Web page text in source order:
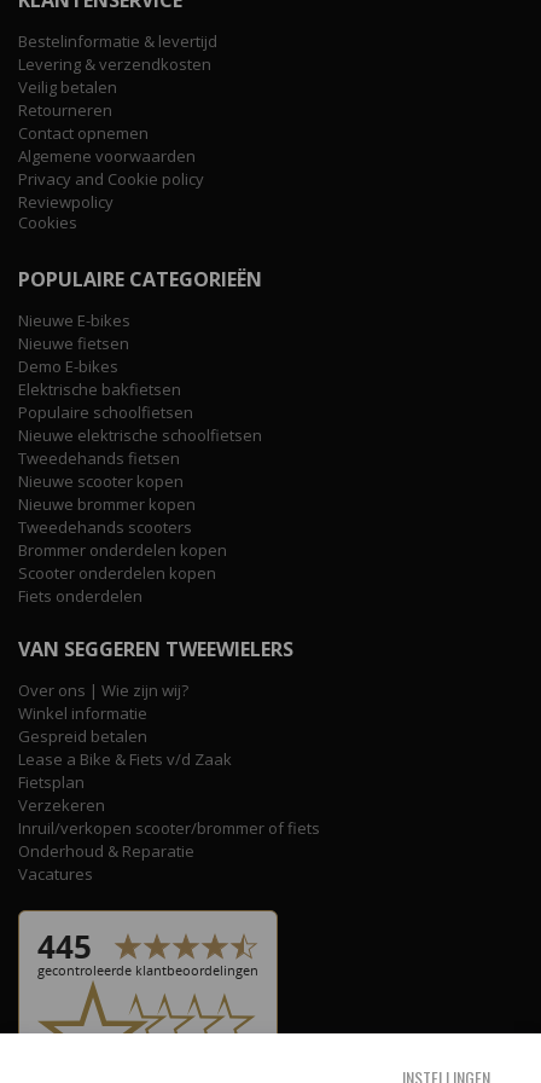
Bestelinformatie & levertijd
Levering & verzendkosten
Veilig betalen
Retourneren
Contact opnemen
Algemene voorwaarden
Privacy and Cookie policy
Reviewpolicy
Cookies
POPULAIRE CATEGORIEËN
Nieuwe E-bikes
Nieuwe fietsen
Demo E-bikes
Elektrische bakfietsen
Populaire schoolfietsen
Nieuwe elektrische schoolfietsen
Tweedehands fietsen
Nieuwe scooter kopen
Nieuwe brommer kopen
Tweedehands scooters
Brommer onderdelen kopen
Scooter onderdelen kopen
Fiets onderdelen
VAN SEGGEREN TWEEWIELERS
Over ons | Wie zijn wij?
Winkel informatie
Gespreid betalen
Lease a Bike & Fiets v/d Zaak
Fietsplan
Verzekeren
Inruil/verkopen scooter/brommer of fiets
Onderhoud & Reparatie
Vacatures
INSTELLINGEN